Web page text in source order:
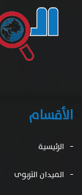
الأقسام
الرئيسية
الميدان التربوى